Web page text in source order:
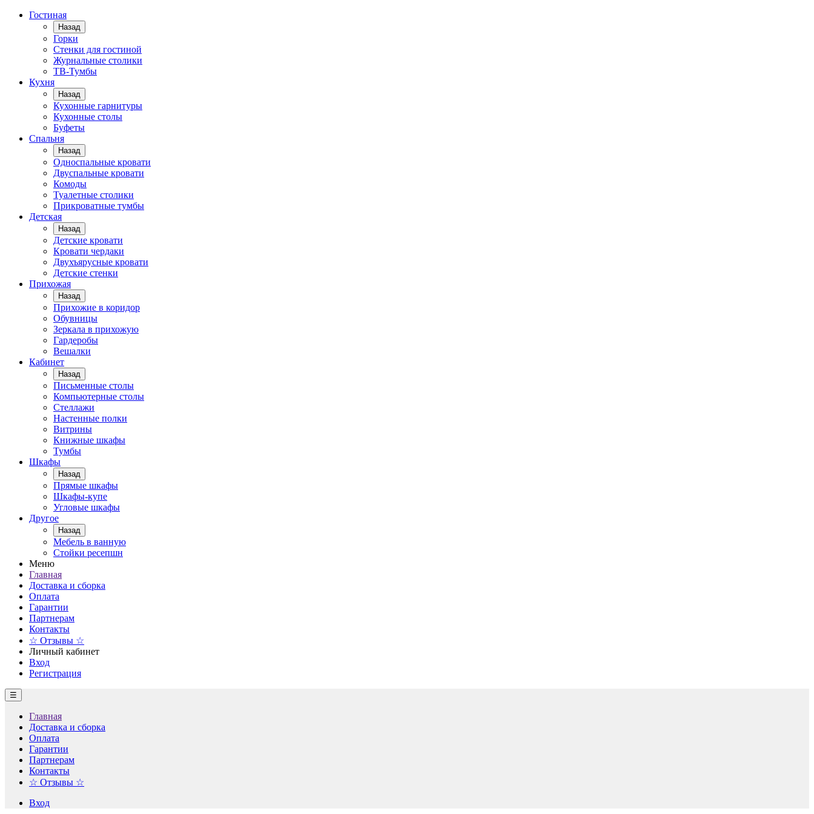
Гостиная
Назад
Горки
Стенки для гостиной
Журнальные столики
TВ-Тумбы
Кухня
Назад
Кухонные гарнитуры
Кухонные столы
Буфеты
Спальня
Назад
Односпальные кровати
Двуспальные кровати
Комоды
Туалетные столики
Прикроватные тумбы
Детская
Назад
Детские кровати
Кровати чердаки
Двухъярусные кровати
Детские стенки
Прихожая
Назад
Прихожие в коридор
Обувницы
Зеркала в прихожую
Гардеробы
Вешалки
Кабинет
Назад
Письменные столы
Компьютерные столы
Стеллажи
Настенные полки
Витрины
Книжные шкафы
Тумбы
Шкафы
Назад
Прямые шкафы
Шкафы-купе
Угловые шкафы
Другое
Назад
Мебель в ванную
Стойки ресепшн
Меню
Главная
Доставка и сборка
Оплата
Гарантии
Партнерам
Контакты
☆ Отзывы ☆
Личный кабинет
Вход
Регистрация
☰
Главная
Доставка и сборка
Оплата
Гарантии
Партнерам
Контакты
☆ Отзывы ☆
Вход